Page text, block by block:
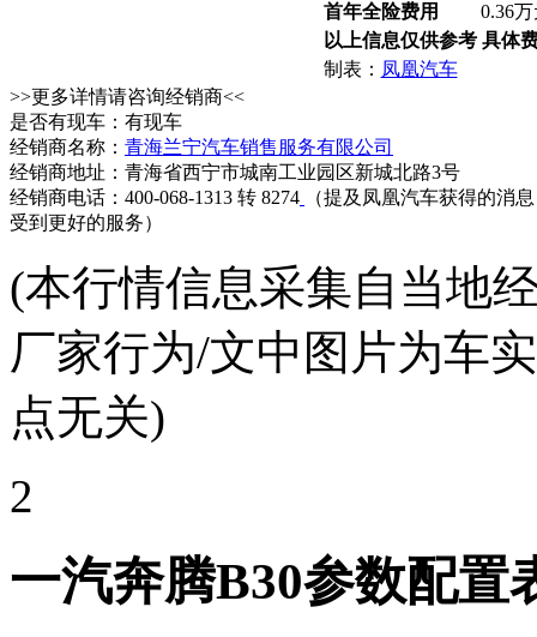
首年全险费用
0.36
以上信息仅供参考 具体
制表： 凤凰汽车
>>更多详情请咨询经销商<<
是否有现车：有现车
经销商名称： 青海兰宁汽车销售服务有限公司
经销商地址：青海省西宁市城南工业园区新城北路3号
经销商电话：400-068-1313 转 8274
（提及凤凰汽车获得的消
受到更好的服务）
(本行情信息采集自当地
厂家行为/文中图片为车
点无关)
2
一汽奔腾B30参数配置